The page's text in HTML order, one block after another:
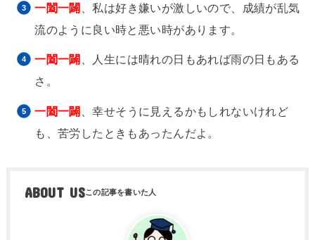
一闔一闢
、私は好き嫌いが激しいので、成績が乱気
流のように良い時と悪い時があります。
一闔一闢
、人生には晴れの日もあれば雨の日もある
さ。
一闔一闢
、幸せそうに見えるかもしれないけれど
も、苦労したときもあったんだよ。
ABOUT US